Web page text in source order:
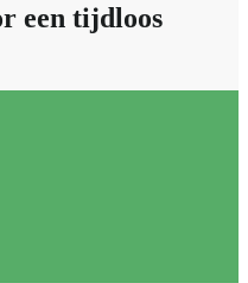
een tijdloos